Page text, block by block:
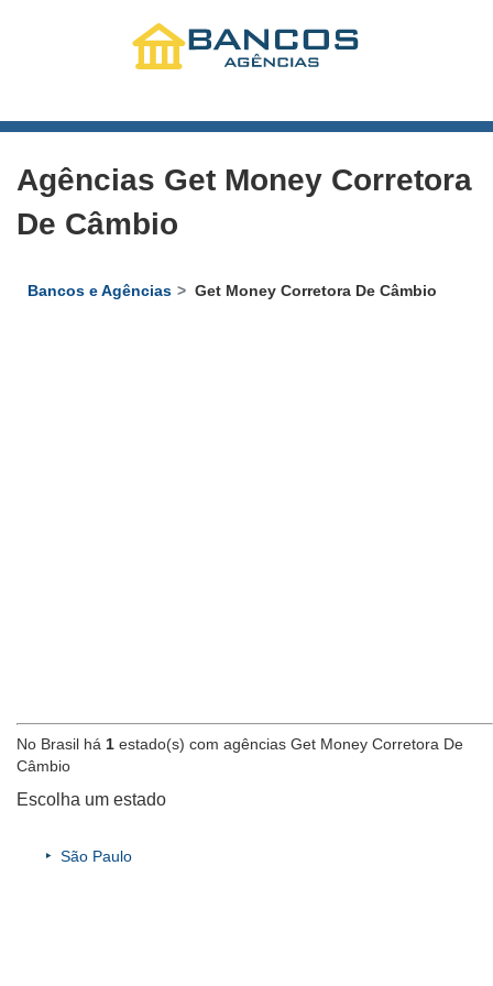
Agências Get Money Corretora
De Câmbio
Bancos e Agências Get Money Corretora De Câmbio
No Brasil há 1 estado(s) com agências Get Money Corretora De
Câmbio
Escolha um estado
São Paulo